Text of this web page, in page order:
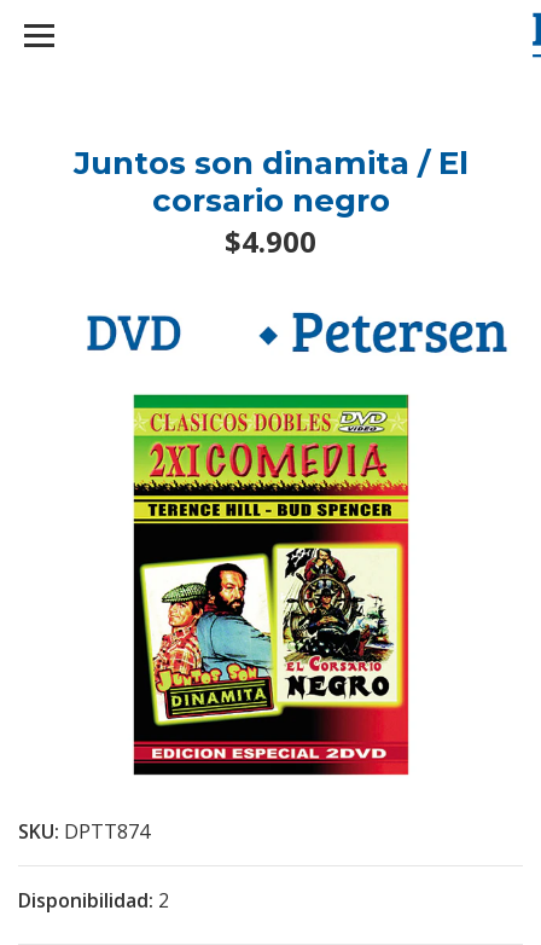
Juntos son dinamita / El
corsario negro
$4.900
SKU: DPTT874
Disponibilidad: 2